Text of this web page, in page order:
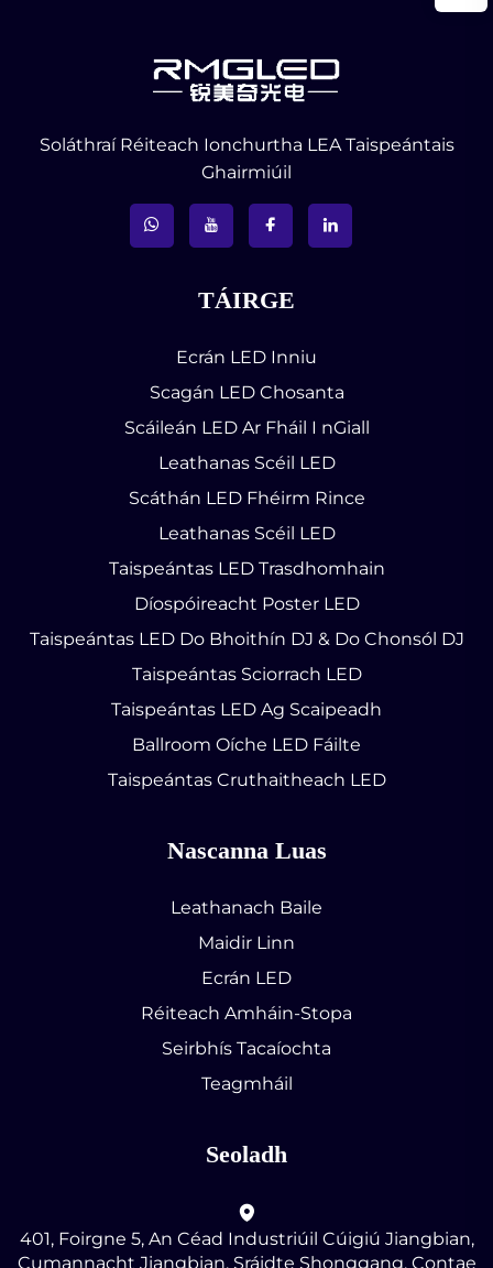
Soláthraí Réiteach Ionchurtha LEA Taispeántais
Ghairmiúil
TÁIRGE
Ecrán LED Inniu
Scagán LED Chosanta
Scáileán LED Ar Fháil I nGiall
Leathanas Scéil LED
Scáthán LED Fhéirm Rince
Leathanas Scéil LED
Taispeántas LED Trasdhomhain
Díospóireacht Poster LED
Taispeántas LED Do Bhoithín DJ & Do Chonsól DJ
Taispeántas Sciorrach LED
Taispeántas LED Ag Scaipeadh
Ballroom Oíche LED Fáilte
Taispeántas Cruthaitheach LED
Nascanna Luas
Leathanach Baile
Maidir Linn
Ecrán LED
Réiteach Amháin-Stopa
Seirbhís Tacaíochta
Teagmháil
Seoladh
401, Foirgne 5, An Céad Industriúil Cúigiú Jiangbian,
Cumannacht Jiangbian, Sráidte Shonggang, Contae